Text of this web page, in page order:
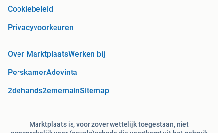
Cookiebeleid
Privacyvoorkeuren
Over MarktplaatsWerken bij
PerskamerAdevinta
2dehands2ememainSitemap
Marktplaats is, voor zover wettelijk toegestaan, niet